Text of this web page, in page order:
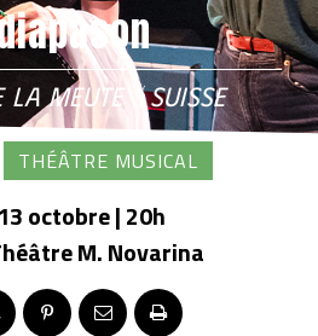
LA MEUTE / SUISSE
THÉÂTRE MUSICAL
octobre | 20h
M. Novarina